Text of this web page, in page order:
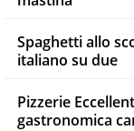
Spaghetti allo
italiano su due
Pizzerie
gastronomica